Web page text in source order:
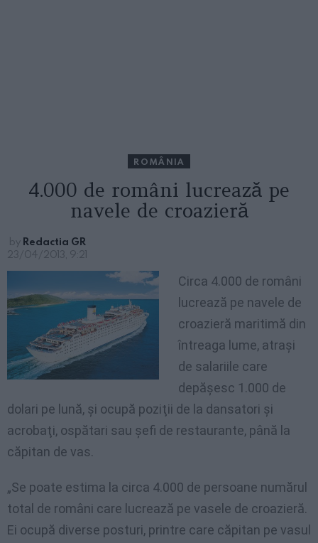
ROMÂNIA
4.000 de români lucrează pe
navele de croazieră
by Redactia GR
23/04/2013, 9:21
Circa 4.000 de români
lucrează pe navele de
croazieră maritimă din
întreaga lume, atraşi
de salariile care
depăşesc 1.000 de
dolari pe lună, şi ocupă poziţii de la dansatori şi
acrobaţi, ospătari sau şefi de restaurante, până la
căpitan de vas.
„Se poate estima la circa 4.000 de persoane numărul
total de români care lucrează pe vasele de croazieră.
Ei ocupă diverse posturi, printre care căpitan pe vasul